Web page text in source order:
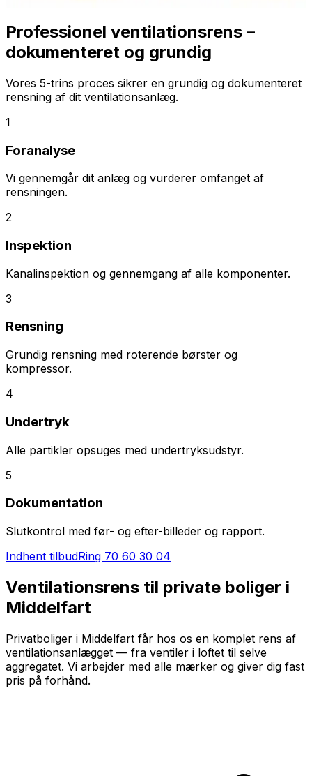
Professionel ventilationsrens –
dokumenteret og grundig
Vores 5-trins proces sikrer en grundig og dokumenteret
rensning af dit ventilationsanlæg.
1
Foranalyse
Vi gennemgår dit anlæg og vurderer omfanget af
rensningen.
2
Inspektion
Kanalinspektion og gennemgang af alle komponenter.
3
Rensning
Grundig rensning med roterende børster og
kompressor.
4
Undertryk
Alle partikler opsuges med undertryksudstyr.
5
Dokumentation
Slutkontrol med før- og efter-billeder og rapport.
Indhent tilbudRing 70 60 30 04
Ventilationsrens til private boliger i
Middelfart
Privatboliger i Middelfart får hos os en komplet rens af
ventilationsanlægget — fra ventiler i loftet til selve
aggregatet. Vi arbejder med alle mærker og giver dig fast
pris på forhånd.